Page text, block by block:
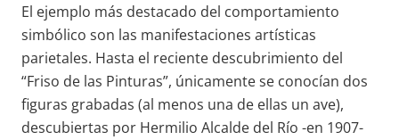
El ejemplo más destacado del comportamiento
simbólico son las manifestaciones artísticas
parietales. Hasta el reciente descubrimiento del
“Friso de las Pinturas”, únicamente se conocían dos
figuras grabadas (al menos una de ellas un ave),
descubiertas por Hermilio Alcalde del Río -en 1907-